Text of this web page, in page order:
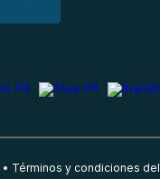
Términos y condiciones